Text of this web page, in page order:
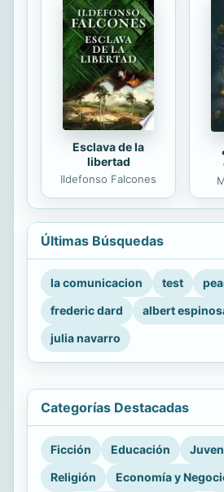
Esclava de la
libertad
Ildefonso Falcones
Últimas Búsquedas
la comunicacion test
frederic dard
albert
julia navarro
Categorías Destacadas
Ficción Educación
Religión
Economía y